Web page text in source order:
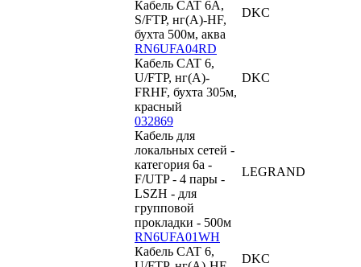
Кабель CAT 6A,
S/FTP, нг(А)-HF,
бухта 500м, аква
DKC
RN6UFA04RD
Кабель CAT 6,
U/FTP, нг(А)-
FRHF, бухта 305м,
красный
DKC
032869
Кабель для
локальных сетей -
категория 6a -
F/UTP - 4 пары -
LSZH - для
групповой
прокладки - 500м
LEGRAND
RN6UFA01WH
Кабель CAT 6,
DKC